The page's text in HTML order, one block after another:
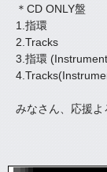
＊CD ONLY盤
1.指環
2.Tracks
3.指環
みなさん、応援